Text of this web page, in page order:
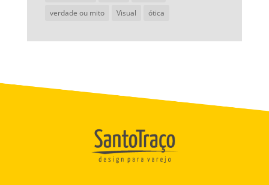
verdade ou mito
Visual ótica